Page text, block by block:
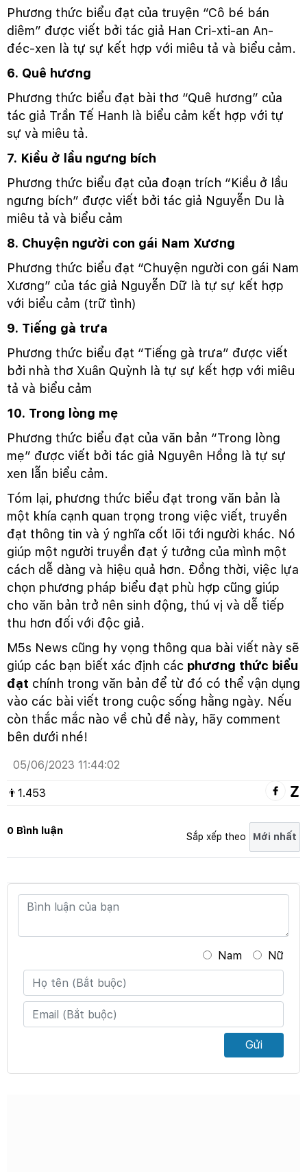
Phương thức biểu đạt của truyện “Cô bé bán
diêm” được viết bởi tác giả Han Cri-xti-an An-
đéc-xen là tự sự kết hợp với miêu tả và biểu cảm.
6. Quê hương
Phương thức biểu đạt bài thơ “Quê hương” của
tác giả Trần Tế Hanh là biểu cảm kết hợp với tự
sự và miêu tả.
7. Kiều ở lầu ngưng bích
Phương thức biểu đạt của đoạn trích “Kiều ở lầu
ngưng bích” được viết bởi tác giả Nguyễn Du là
miêu tả và biểu cảm
8. Chuyện người con gái Nam Xương
Phương thức biểu đạt “Chuyện người con gái Nam
Xương” của tác giả Nguyễn Dữ là tự sự kết hợp
với biểu cảm (trữ tình)
9. Tiếng gà trưa
Phương thức biểu đạt “Tiếng gà trưa” được viết
bởi nhà thơ Xuân Quỳnh là tự sự kết hợp với miêu
tả và biểu cảm
10. Trong lòng mẹ
Phương thức biểu đạt của văn bản “Trong lòng
mẹ” được viết bởi tác giả Nguyên Hồng là tự sự
xen lẫn biểu cảm.
Tóm lại, phương thức biểu đạt trong văn bản là
một khía cạnh quan trọng trong việc viết, truyền
đạt thông tin và ý nghĩa cốt lõi tới người khác. Nó
giúp một người truyền đạt ý tưởng của mình một
cách dễ dàng và hiệu quả hơn. Đồng thời, việc lựa
chọn phương pháp biểu đạt phù hợp cũng giúp
cho văn bản trở nên sinh động, thú vị và dễ tiếp
thu hơn đối với độc giả.
M5s News cũng hy vọng thông qua bài viết này sẽ
giúp các bạn biết xác định các phương thức biểu
đạt chính trong văn bản để từ đó có thể vận dụng
vào các bài viết trong cuộc sống hằng ngày. Nếu
còn thắc mắc nào về chủ đề này, hãy comment
bên dưới nhé!
05/06/2023 11:44:02
👨 1.453
0 Bình luận Sắp xếp theo
Nam Nữ
Gửi